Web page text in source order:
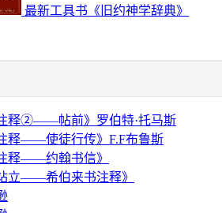
最新工具书《旧约神学辞典》
释②——帖前》罗伯特·托马斯
释——使徒行传》F.F布鲁斯
释——约翰书信》
立——希伯来书注释》